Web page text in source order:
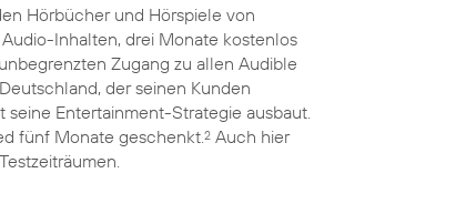
Hörbücher und Hörspiele von
Inhalten, drei Monate kostenlos
Zugang zu allen Audible
der seinen Kunden
Entertainment-Strategie ausbaut.
fünf Monate geschenkt.2 Auch hier